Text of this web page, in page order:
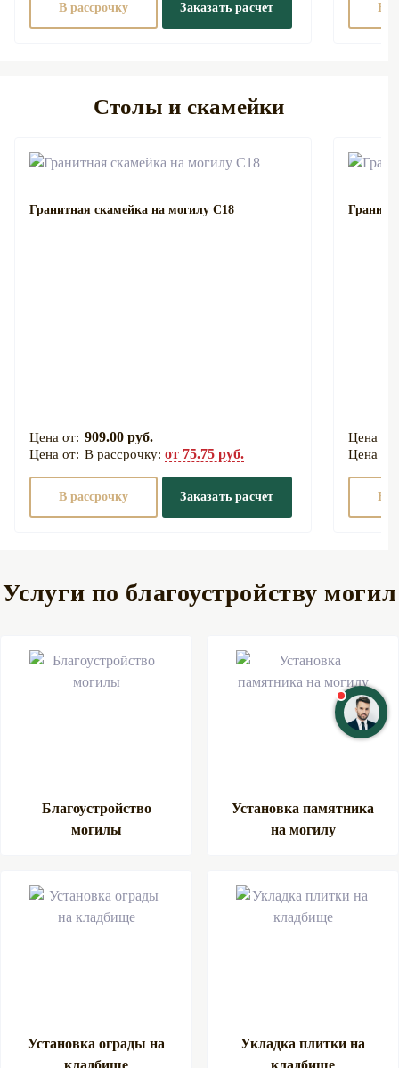
В рассрочку Заказать расчет В
Столы и скамейки
Гранитная скамейка на могилу С18
909.00 руб.
В рассрочку: от 75.75 руб.
В рассрочку Заказать расчет В
Услуги по благоустройству могил
Благоустройство
могилы
Установка памятника
на могилу
Установка ограды на
Укладка плитки на